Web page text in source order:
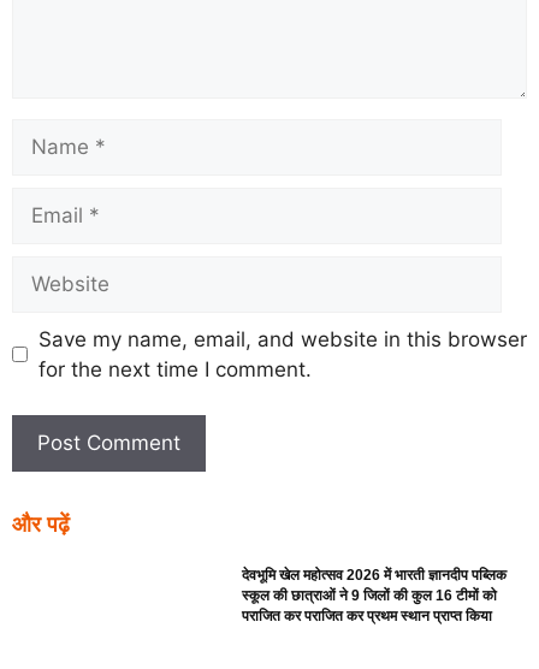
Save my name, email, and website in this browser
for the next time I comment.
और पढ़ें
देवभूमि खेल महोत्सव 2026 में भारती ज्ञानदीप पब्लिक
स्कूल की छात्राओं ने 9 जिलों की कुल 16 टीमों को
पराजित कर पराजित कर प्रथम स्थान प्राप्त किया